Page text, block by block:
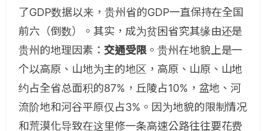
了GDP数据以来，贵州省的GDP一直保持在全国
前六（倒数）。其实，成为贫困省究其缘由还是
贵州的地理因素： 交通受限。贵州在地貌上是一
个以高原、山地为主的地区，高原、山原、山地
约占全省总面积的87%，丘陵占10%，盆地、河
流阶地和河谷平原仅占3%。因为地貌的限制情况
和荒漠化导致在这里修一条高速公路往往要花费